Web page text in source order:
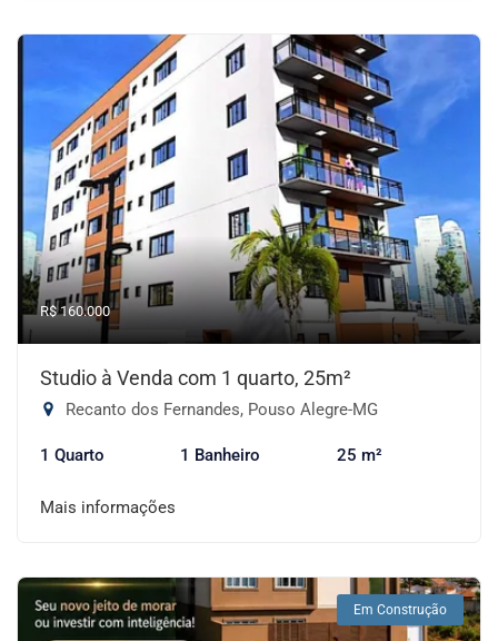
R$ 160.000
Studio à Venda com 1 quarto, 25m²
Recanto dos Fernandes, Pouso Alegre-MG
1 Quarto 1 Banheiro 25 m²
Mais informações
Em Construção